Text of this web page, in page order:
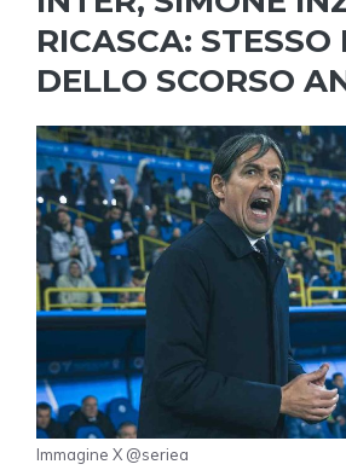
RICASCA: STESSO
DELLO SCORSO
Immagine X @seriea